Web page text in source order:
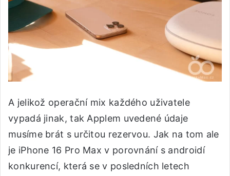
A jelikož operační mix každého uživatele
vypadá jinak, tak Applem uvedené údaje
musíme brát s určitou rezervou. Jak na tom ale
je iPhone 16 Pro Max v porovnání s androidí
konkurencí, která se v posledních letech